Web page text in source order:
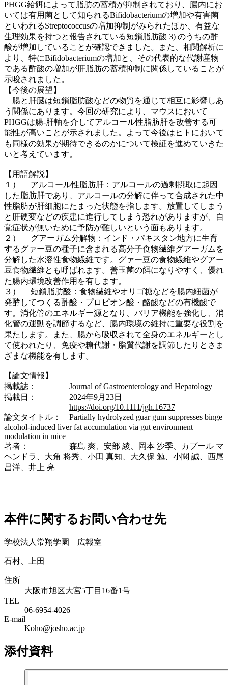
PHGG給餌によって脂肪の蓄積が抑制されており、腸内にお
いては有用菌として知られるBifidobacteriumの増加や有害菌
といわれるStreptococcusの増加抑制がみられたほか、有益な
生理効果を持つと報告されている短鎖脂肪酸 3) のうちの酢
酸が増加していることが確認できました。また、相関解析に
より、特にBifidobacteriumの増加と、その代表的な代謝産物
である酢酸の増加が肝脂肪の蓄積抑制に関係していることが
示唆されました。
【今後の展望】
腸と肝臓は短鎖脂肪酸などの物質を通じて相互に影響しあ
う関係にあります。今回の研究により、マウスにおいて
PHGGは腸-肝軸を介してアルコール性脂肪肝を改善する可
能性が高いことが示されました。よって今後はヒトにおいて
も同様の効果が期待できるのかについて検証を進めていきた
いと考えています。
【用語解説】
１）
アルコール性脂肪肝：アルコールの過剰摂取に起因
した脂肪肝であり、アルコールの分解に伴って合成された中
性脂肪が肝細胞にたまった状態を指します。放置してしまう
と肝硬変などの疾患に進行してしまう恐れがありますが、自
覚症状が無いために予防が難しいという面もあります。
２）
グアーガム分解物：インド・パキスタン地方に生育
するグァー豆の種子に含まれる高分子食物繊維グアーガムを
分解した水溶性食物繊維です。グァー豆の食物繊維やグアー
豆食物繊維とも呼ばれます。善玉菌の餌になりやすく、優れ
た腸内環境改善作用を有します。
３）
短鎖脂肪酸：食物繊維やオリゴ糖などを腸内細菌が
発酵してつくる酢酸・プロピオン酸・酪酸などの有機酸で
す。消化管のエネルギー源となり、バリア機能を強化し、消
化管の運動を調節するなど、腸内環境の維持に重要な役割を
果たします。また、腸から吸収されて全身のエネルギーとし
て使われたり、免疫や糖代謝・脂質代謝を調節したりとさま
ざまな機能を有します。
【論文情報】
掲載誌： Journal of Gastroenterology and Hepatology
掲載日： 2024年9月23日
https://doi.org/10.1111/jgh.16737
論文タイトル： Partially hydrolyzed guar gum suppresses binge
alcohol-induced liver fat accumulation via gut environment
modulation in mice
著者： 森島 爽、安部 綾、岡本 沙季、カプール マ
ヘンドラ、大角 将秀、小田 真知、大久保 勉、小関 誠、西尾
昌洋、井上 亮
本件に関するお問い合わせ先
学校法人常翔学園 広報室
石村、上田
住所
大阪市旭区大宮5丁目16番1号
TEL
06-6954-4026
E-mail
Koho@josho.ac.jp
添付資料